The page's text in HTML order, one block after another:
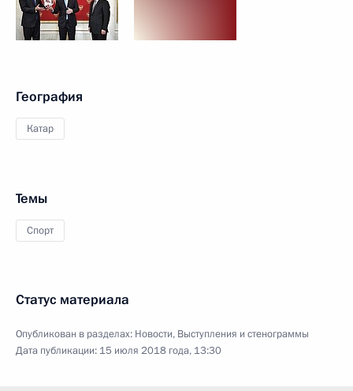
География
Катар
Темы
Спорт
Статус материала
Опубликован в разделах: Новости, Выступления и стенограммы
Дата публикации: 15 июля 2018 года, 13:30